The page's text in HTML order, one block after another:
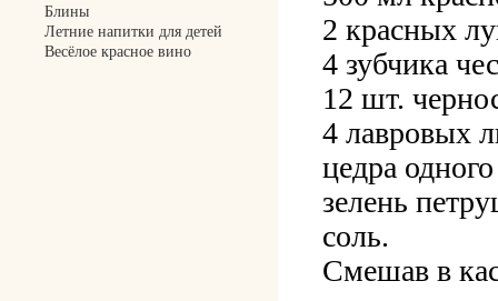
Блины
Летние напитки для детей
Весёлое красное вино
2 красных
4 зубчика
12 шт.
4 лавровых
цедра
зелень
соль.
Смешав в